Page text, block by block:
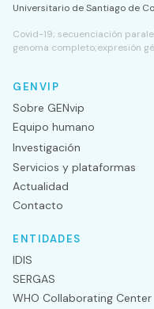
Universitario de Santiago de
Covid-19; secuenciación
genoma completo;expresión
GENVIP
Sobre GENvip
Equipo humano
Investigación
Servicios y plataformas
Actualidad
Contacto
ENTIDADES
IDIS
SERGAS
WHO Collaborating Center